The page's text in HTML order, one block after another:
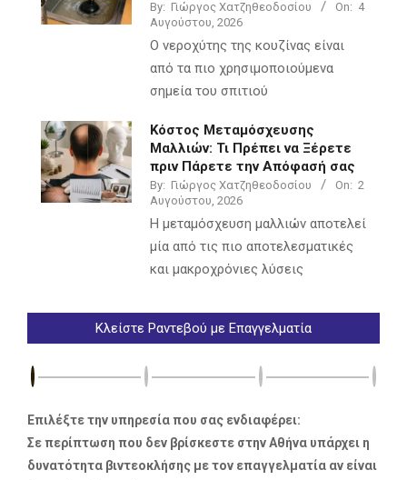
By: Γιώργος Χατζηθεοδοσίου On: 4
Αυγούστου, 2026
Ο νεροχύτης της κουζίνας είναι
από τα πιο χρησιμοποιούμενα
σημεία του σπιτιού
Κόστος Μεταμόσχευσης
Μαλλιών: Τι Πρέπει να Ξέρετε
πριν Πάρετε την Απόφασή σας
By: Γιώργος Χατζηθεοδοσίου On: 2
Αυγούστου, 2026
Η μεταμόσχευση μαλλιών αποτελεί
μία από τις πιο αποτελεσματικές
και μακροχρόνιες λύσεις
Κλείστε Ραντεβού με Επαγγελματία
Επιλέξτε την υπηρεσία που σας ενδιαφέρει:
Σε περίπτωση που δεν βρίσκεστε στην Αθήνα υπάρχει η
δυνατότητα βιντεοκλήσης με τον επαγγελματία αν είναι